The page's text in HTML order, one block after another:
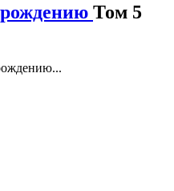
Том 5